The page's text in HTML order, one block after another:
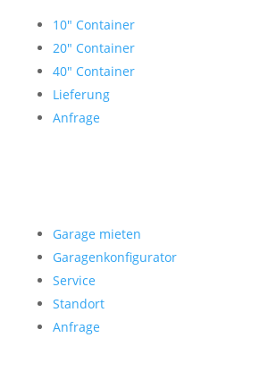
10″ Container
20″ Container
40″ Container
Lieferung
Anfrage
Garage mieten
Garagenkonfigurator
Service
Standort
Anfrage